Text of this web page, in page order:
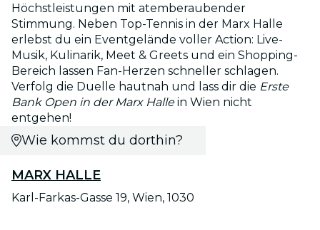
Höchstleistungen mit atemberaubender
Stimmung. Neben Top-Tennis in der Marx Halle
erlebst du ein Eventgelände voller Action: Live-
Musik, Kulinarik, Meet & Greets und ein Shopping-
Bereich lassen Fan-Herzen schneller schlagen.
Verfolg die Duelle hautnah und lass dir die Erste
Bank Open in der Marx Hallein Wien nicht
entgehen!
Wie kommst du dorthin?
MARX HALLE
Karl-Farkas-Gasse 19, Wien, 1030